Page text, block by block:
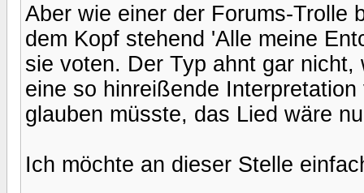
Aber wie einer der Forums-Trolle
dem Kopf stehend 'Alle meine
sie voten. Der Typ ahnt gar
eine so hinreißende
glauben müsste, das Lied wäre
Ich möchte an dieser Stelle